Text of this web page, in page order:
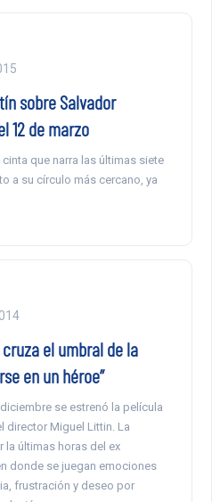
sobre Salvador
12 de marzo
cinta que narra las últimas siete
a su círculo más cercano, ya
el umbral de la
en un héroe”
se estrenó la película
director Miguel Littin. La
la últimas horas del ex
donde se juegan emociones
frustración y deseo por